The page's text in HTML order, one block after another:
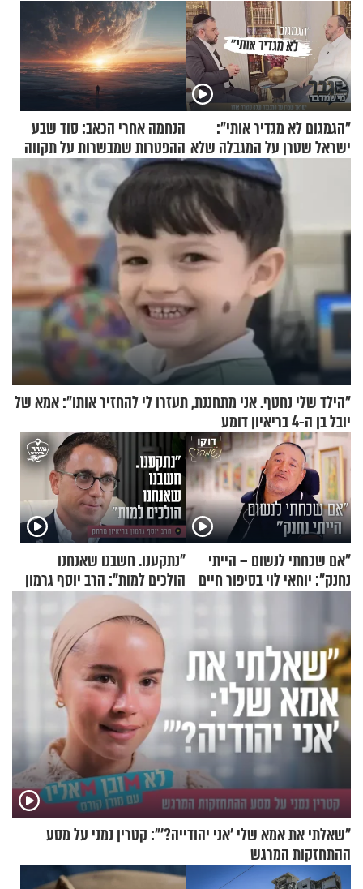
"הגמגום לא מגדיר אותי":
ישראל שטרן על המגבלה שלא
הנחמה אחרי הכאב: סוד שבע
ההפטרות שמבשרות על תקווה
וגאולה
"הילד שלי נחטף. אני מתחננת, תעזרו לי להחזיר אותו": אמא של
יובל בן ה-4 בריאיון דומע
"אם שכחתי לנשום – הייתי
נחנק": יוחאי לוי בסיפור חיים
"נתקענו. חשבנו שאנחנו
הולכים למות": הרב יוסף גרמון
בריאיון מרתק
"שאלתי את אמא שלי 'אני יהודייה?'": קטרין נמני על מסע
ההתחזקות המרגש